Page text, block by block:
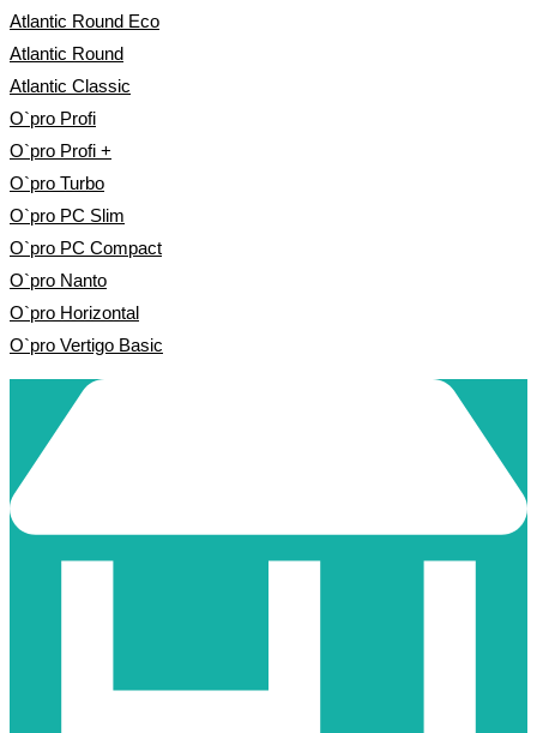
Atlantic Round Eco
Atlantic Round
Atlantic Classic
O`pro Profi
O`pro Profi +
O`pro Turbo
O`pro PC Slim
O`pro PC Compact
O`pro Nanto
O`pro Horizontal
O`pro Vertigo Basic